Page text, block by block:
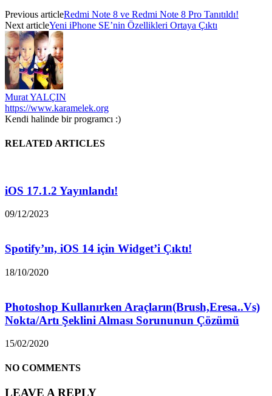
Previous articleRedmi Note 8 ve Redmi Note 8 Pro Tanıtıldı!
Next articleYeni iPhone SE’nin Özellikleri Ortaya Çıktı
Murat YALÇIN
https://www.karamelek.org
Kendi halinde bir programcı :)
RELATED ARTICLES
iOS 17.1.2 Yayınlandı!
09/12/2023
Spotify’ın, iOS 14 için Widget’i Çıktı!
18/10/2020
Photoshop Kullanırken Araçların(Brush,Eresa..Vs)
Nokta/Artı Şeklini Alması Sorununun Çözümü
15/02/2020
NO COMMENTS
LEAVE A REPLY